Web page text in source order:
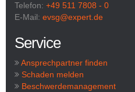
Telefon: +49 511 7808 - 0
E-Mail: evsg@expert.de
Service
Ansprechpartner finden
Schaden melden
Beschwerdemanagement